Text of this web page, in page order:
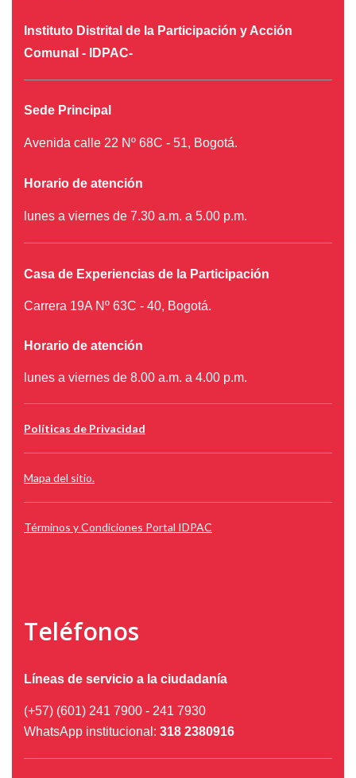
Instituto Distrital de la Participación y Acción
Comunal - IDPAC-
Sede Principal
Avenida calle 22 Nº 68C - 51, Bogotá.
Horario de atención
lunes a viernes de 7.30 a.m. a 5.00 p.m.
Casa de Experiencias de la Participación
Carrera 19A Nº 63C - 40, Bogotá.
Horario de atención
lunes a viernes de 8.00 a.m. a 4.00 p.m.
Políticas de Privacidad
Mapa del sitio.
Términos y Condiciones Portal IDPAC
Teléfonos
Líneas de servicio a la ciudadanía
(+57) (601) 241 7900 - 241 7930
WhatsApp institucional: 318 2380916